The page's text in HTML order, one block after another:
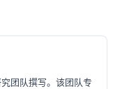
团队撰写。该团队专